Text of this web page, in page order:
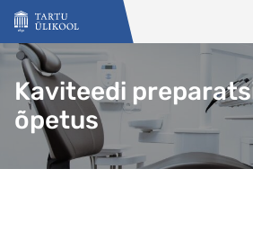
Liigu edasi põhisisu juurde
Kaviteedi
õpetus